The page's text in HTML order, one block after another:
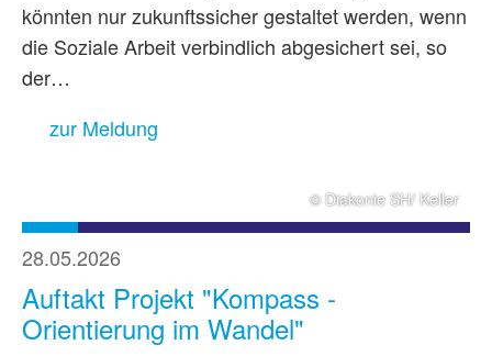
könnten nur zukunftssicher gestaltet werden, wenn
die Soziale Arbeit verbindlich abgesichert sei, so
der…
zur Meldung
© Diakonie SH/ Keller
28.05.2026
Auftakt Projekt "Kompass -
Orientierung im Wandel"